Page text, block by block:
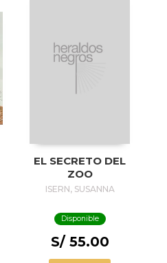
EL SECRETO DEL
ZOO
ISERN, SUSANNA
Disponible
S/ 55.00